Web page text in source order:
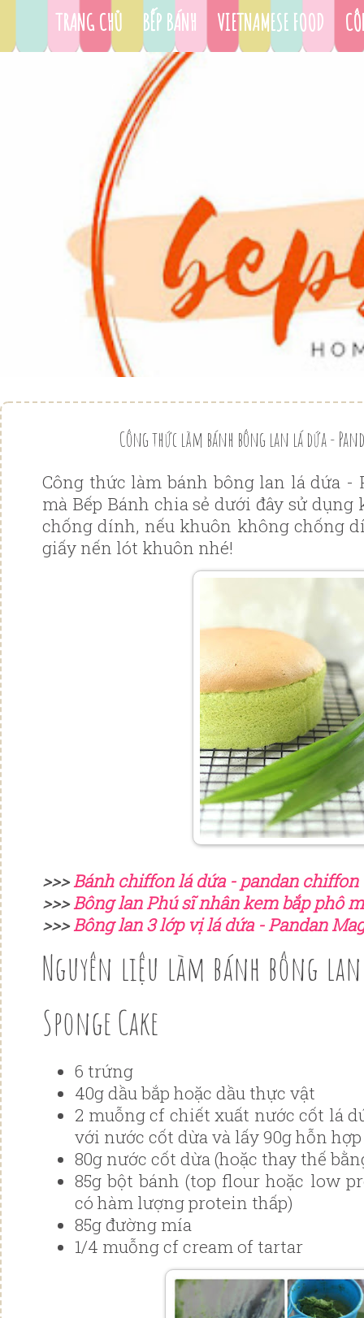
TRANG CHỦ BẾP BÁNH VIETNAMESE FOOD
Công thức làm bánh bông lan lá dứa -
Công thức làm bánh bông lan lá dứa -
mà Bếp Bánh chia sẻ dưới đây sử dụng
chống dính, nếu khuôn không chống
giấy nến lót khuôn nhé!
>>>Bánh chiffon lá dứa - pandan chiffon
>>>Bông lan Phú sĩ nhân kem bắp phô
>>>Bông lan 3 lớp vị lá dứa - Pandan
Nguyên liệu làm bánh bông
Sponge Cake
6 trứng
40g dầu bắp hoặc dầu thực vật
2 muỗng cf chiết xuất nước cốt lá
với nước cốt dừa và lấy 90g hỗn
80g nước cốt dừa (hoặc thay thế
85g bột bánh (top flour hoặc low
có hàm lượng protein thấp)
85g đường mía
1/4 muỗng cf cream of tartar